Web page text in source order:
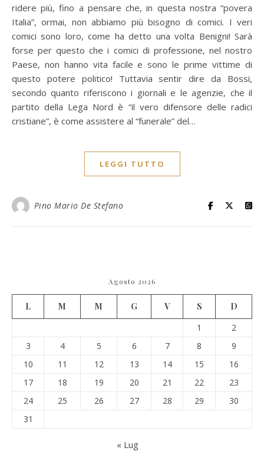
ridere più, fino a pensare che, in questa nostra “povera
Italia”, ormai, non abbiamo più bisogno di comici. I veri
comici sono loro, come ha detto una volta Benigni! Sarà
forse per questo che i comici di professione, nel nostro
Paese, non hanno vita facile e sono le prime vittime di
questo potere politico! Tuttavia sentir dire da Bossi,
secondo quanto riferiscono i giornali e le agenzie, che il
partito della Lega Nord è “il vero difensore delle radici
cristiane”, è come assistere al “funerale” del…
LEGGI TUTTO
Pino Mario De Stefano
Agosto 2026
L M M G V S
D
1
2
3
4 5 6 7 8
9
10
11 12 13 14 15
16
17
18 19 20 21 22
23
24
25 26 27 28 29
30
31
« Lug